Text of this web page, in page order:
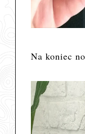
Na koniec